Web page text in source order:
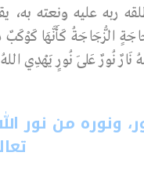
ربه عليه ونعته
الزُّجَاجَةُ كَأَنَّهَا
نُورٌ عَلَى نُورٍ يَهْدِي
ونوره من نور